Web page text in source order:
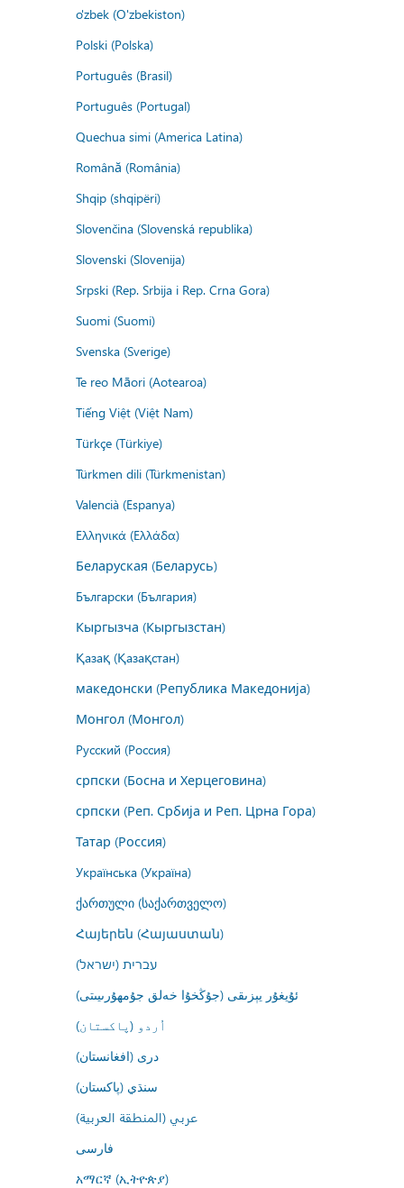
o'zbek (O'zbekiston)
Polski (Polska)
Português (Brasil)
Português (Portugal)
Quechua simi (America Latina)
Română (România)
Shqip (shqipëri)
Slovenčina (Slovenská republika)
Slovenski (Slovenija)
Srpski (Rep. Srbija i Rep. Crna Gora)
Suomi (Suomi)
Svenska (Sverige)
Te reo Māori (Aotearoa)
Tiếng Việt (Việt Nam)
Türkçe (Türkiye)
Türkmen dili (Türkmenistan)
Valencià (Espanya)
Ελληνικά (Ελλάδα)
Беларуская (Беларусь)
Български (България)
Кыргызча (Кыргызстан)
Қазақ (Қазақстан)
македонски (Република Македонија)
Монгол (Монгол)
Русский (Россия)
српски (Босна и Херцеговина)
српски (Реп. Србија и Реп. Црна Гора)
Татар (Россия)
Українська (Україна)
ქართული (საქართველო)
Հայերեն (Հայաստան)
עברית (ישראל)
ئۇيغۇر يېزىقى (جۇڭخۇا خەلق جۇمھۇرىيىتى)
اُردو (پاکستان)
درى (افغانستان)
سنڌي (پاکستان)
عربي (المنطقة العربية)
فارسى
አማርኛ (ኢትዮጵያ)